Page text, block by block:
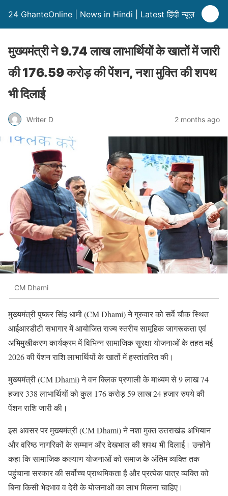
24 GhanteOnline | News in Hindi | Latest हिंदी न्यूज़
मुख्यमंत्री ने 9.74 लाख लाभार्थियों के खाताें में जारी
की 176.59 करोड़ की पेंशन, नशा मुक्ति की शपथ
भी दिलाई
Writer D 2 months ago
CM Dhami
मुख्यमंत्री पुष्कर सिंह धामी (CM Dhami) ने गुरुवार को सर्वे चौक स्थित
आईआरडीटी सभागार में आयोजित राज्य स्तरीय सामूहिक जागरूकता एवं
अभिमुखीकरण कार्यक्रम में विभिन्न सामाजिक सुरक्षा योजनाओं के तहत मई
2026 की पेंशन राशि लाभार्थियों के खातों में हस्तांतरित की।
मुख्यमंत्री (CM Dhami) ने वन क्लिक प्रणाली के माध्यम से 9 लाख 74
हजार 338 लाभार्थियों को कुल 176 करोड़ 59 लाख 24 हजार रुपये की
पेंशन राशि जारी की।
इस अवसर पर मुख्यमंत्री (CM Dhami) ने नशा मुक्त उत्तराखंड अभियान
और वरिष्ठ नागरिकों के सम्मान और देखभाल की शपथ भी दिलाई। उन्होंने
कहा कि सामाजिक कल्याण योजनाओं को समाज के अंतिम व्यक्ति तक
पहुंचाना सरकार की सर्वोच्च प्राथमिकता है और प्रत्येक पात्र व्यक्ति को
बिना किसी भेदभाव व देरी के योजनाओं का लाभ मिलना चाहिए।